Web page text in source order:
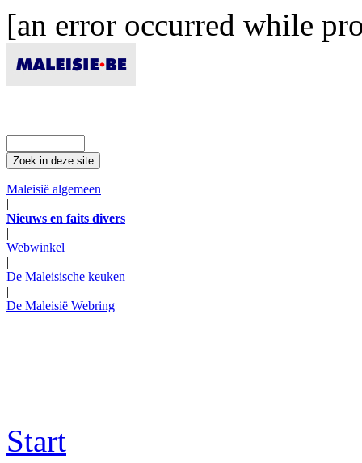
[an error occurred while
Maleisië algemeen
|
Nieuws en faits divers
|
Webwinkel
|
De Maleisische keuken
|
De Maleisië Webring
Start